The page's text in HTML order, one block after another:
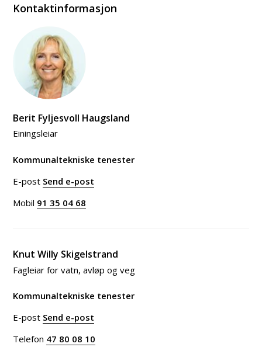
Kontaktinformasjon
Berit Fyljesvoll Haugsland
Einingsleiar
Kommunaltekniske tenester
E-post Send e-post
Mobil 91 35 04 68
Knut Willy Skigelstrand
Fagleiar for vatn, avløp og veg
Kommunaltekniske tenester
E-post Send e-post
Telefon 47 80 08 10